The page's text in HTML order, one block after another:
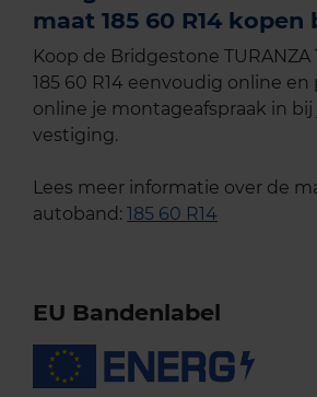
maat 185 60 R14
Koop de Bridgestone
185 60 R14 eenvoudig online
online je montageafspraak in
vestiging.
Lees meer informatie over de
autoband: 185 60 R14
EU Bandenlabel